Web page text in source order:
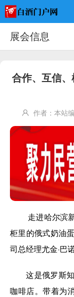
展会信息
合作、互信
 作者：本
走进哈尔滨
柜里的俄式奶油
司总经理尤金·巴
这是俄罗斯知
咖啡店。带着为